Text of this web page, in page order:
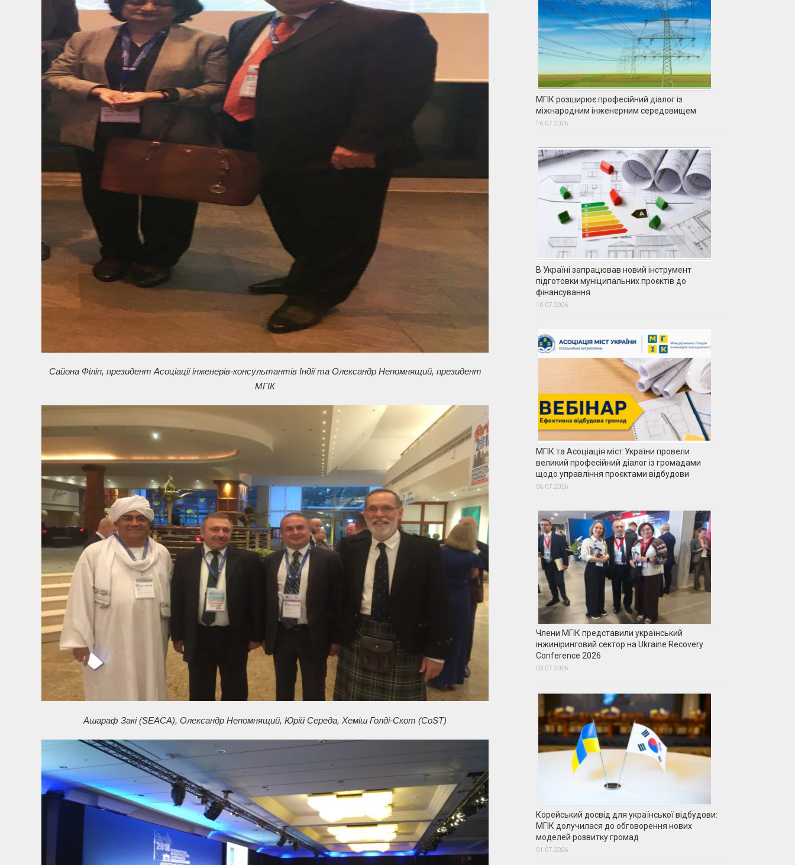
Сайона Філіп, президент Асоціації інженерів-консультантів Індії та Олександр Непомнящий, президент
МГІК
Ашараф Закі(SEACA), Олександр Непомнящий, Юрій Середа, Хеміш Голді-Скот (CoST)
МГІК розширює професійний діалог із
міжнародним інженерним середовищем
16.07.2026
В Україні запрацював новий інструмент
підготовки муніципальних проєктів до
фінансування
10.07.2026
МГІК та Асоціація міст України провели
великий професійний діалог із громадами
щодо управління проєктами відбудови
06.07.2026
Члени МГІК представили український
інжиніринговий сектор на Ukraine Recovery
Conference 2026
03.07.2026
Корейський досвід для української відбудови:
МГІК долучилася до обговорення нових
моделей розвитку громад
01.07.2026